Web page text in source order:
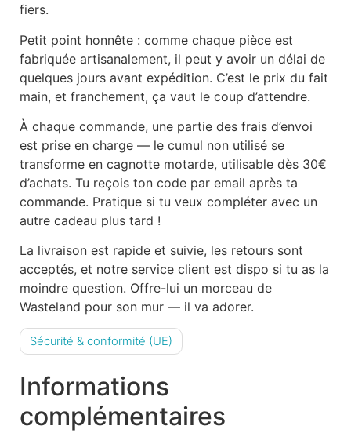
fiers.
Petit point honnête : comme chaque pièce est
fabriquée artisanalement, il peut y avoir un délai de
quelques jours avant expédition. C’est le prix du fait
main, et franchement, ça vaut le coup d’attendre.
À chaque commande, une partie des frais d’envoi
est prise en charge — le cumul non utilisé se
transforme en cagnotte motarde, utilisable dès 30€
d’achats. Tu reçois ton code par email après ta
commande. Pratique si tu veux compléter avec un
autre cadeau plus tard !
La livraison est rapide et suivie, les retours sont
acceptés, et notre service client est dispo si tu as la
moindre question. Offre-lui un morceau de
Wasteland pour son mur — il va adorer.
Sécurité & conformité (UE)
Informations
complémentaires